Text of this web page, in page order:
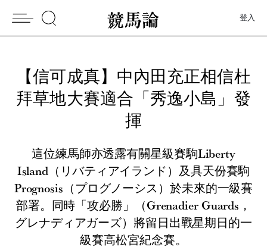
登入
【信可成真】中內田充正相信杜
拜草地大賽適合「秀逸小島」發
揮
這位練馬師亦透露有關星級賽駒Liberty
Island（リバティアイランド）及具天份賽駒
Prognosis（プログノーシス）於未來的一級賽
部署。同時「攻必勝」（Grenadier Guards，
グレナディアガーズ）將留日出戰星期日的一
級賽高松宮紀念賽。